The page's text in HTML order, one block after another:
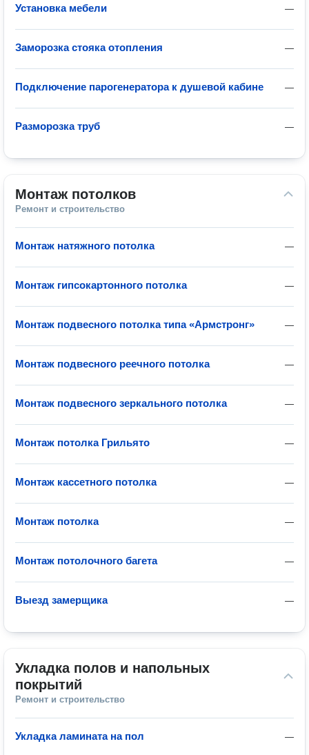
—
Установка мебели
—
Заморозка стояка отопления
—
Подключение парогенератора к душевой кабине
—
Разморозка труб
Монтаж потолков
Ремонт и строительство
—
Монтаж натяжного потолка
—
Монтаж гипсокартонного потолка
—
Монтаж подвесного потолка типа «Армстронг»
—
Монтаж подвесного реечного потолка
—
Монтаж подвесного зеркального потолка
—
Монтаж потолка Грильято
—
Монтаж кассетного потолка
—
Монтаж потолка
—
Монтаж потолочного багета
—
Выезд замерщика
Укладка полов и напольных
покрытий
Ремонт и строительство
—
Укладка ламината на пол